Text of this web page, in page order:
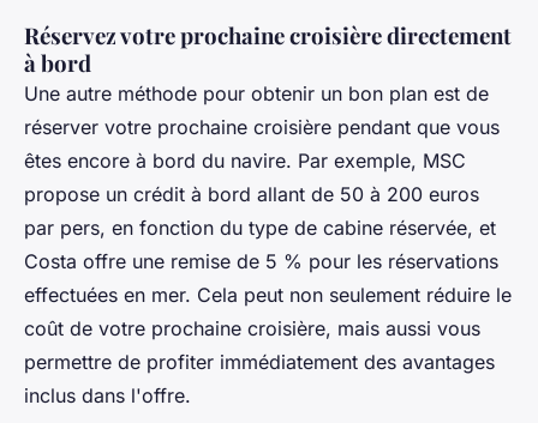
Réservez votre prochaine croisière directement
à bord
Une autre méthode pour obtenir un bon plan est de
réserver votre prochaine croisière pendant que vous
êtes encore à bord du navire. Par exemple, MSC
propose un crédit à bord allant de 50 à 200 euros
par pers, en fonction du type de cabine réservée, et
Costa offre une remise de 5 % pour les réservations
effectuées en mer. Cela peut non seulement réduire le
coût de votre prochaine croisière, mais aussi vous
permettre de profiter immédiatement des avantages
inclus dans l'offre.